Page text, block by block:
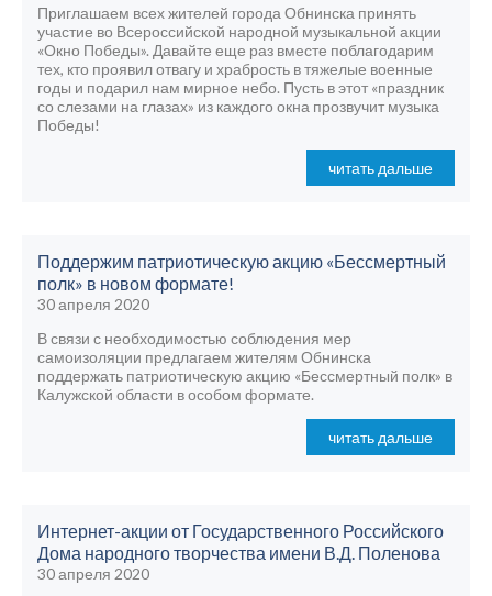
Приглашаем всех жителей города Обнинска принять
участие во Всероссийской народной музыкальной акции
«Окно Победы». Давайте еще раз вместе поблагодарим
тех, кто проявил отвагу и храбрость в тяжелые военные
годы и подарил нам мирное небо. Пусть в этот «праздник
со слезами на глазах» из каждого окна прозвучит музыка
Победы!
читать дальше
Поддержим патриотическую акцию «Бессмертный
полк» в новом формате!
30 апреля 2020
В связи с необходимостью соблюдения мер
самоизоляции предлагаем жителям Обнинска
поддержать патриотическую акцию «Бессмертный полк» в
Калужской области в особом формате.
читать дальше
Интернет-акции от Государственного Российского
Дома народного творчества имени В.Д. Поленова
30 апреля 2020